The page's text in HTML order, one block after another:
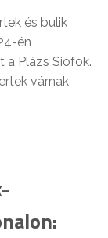
és bulik
én
a Plázs Siófok.
várnak